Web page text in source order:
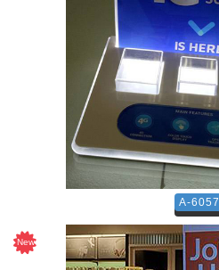
A-6057